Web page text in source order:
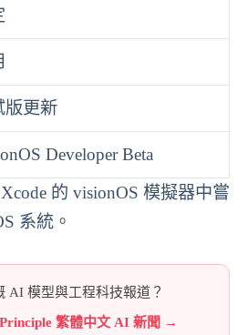
版更新
Developer Beta
的 visionOS 模擬器中嘗
系統。
AI 模型與工程科技報道？
繁體中文 AI 新聞 →